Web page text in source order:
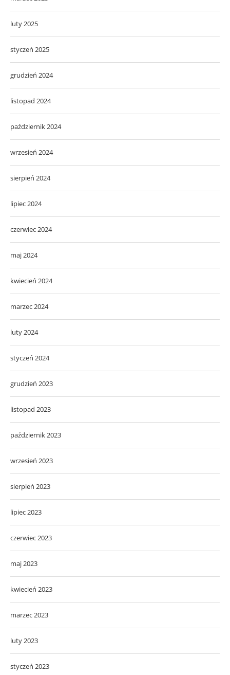
luty 2025
styczeń 2025
grudzień 2024
listopad 2024
październik 2024
wrzesień 2024
sierpień 2024
lipiec 2024
czerwiec 2024
maj 2024
kwiecień 2024
marzec 2024
luty 2024
styczeń 2024
grudzień 2023
listopad 2023
październik 2023
wrzesień 2023
sierpień 2023
lipiec 2023
czerwiec 2023
maj 2023
kwiecień 2023
marzec 2023
luty 2023
styczeń 2023